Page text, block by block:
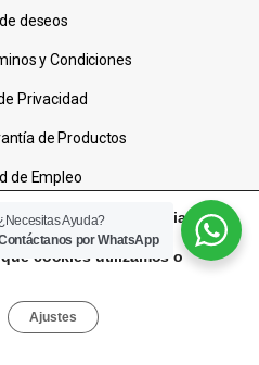
deseos
y Condiciones
Privacidad
de Productos
de Empleo
los derechos
la mejor experiencia en
cookies utilizamos o
Ajustes
Ayuda?
por WhatsApp